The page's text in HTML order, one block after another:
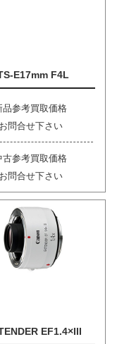
E17mm F4L
品参考買取価格
お問合せ下さい
古参考買取価格
お問合せ下さい
EF1.4×III